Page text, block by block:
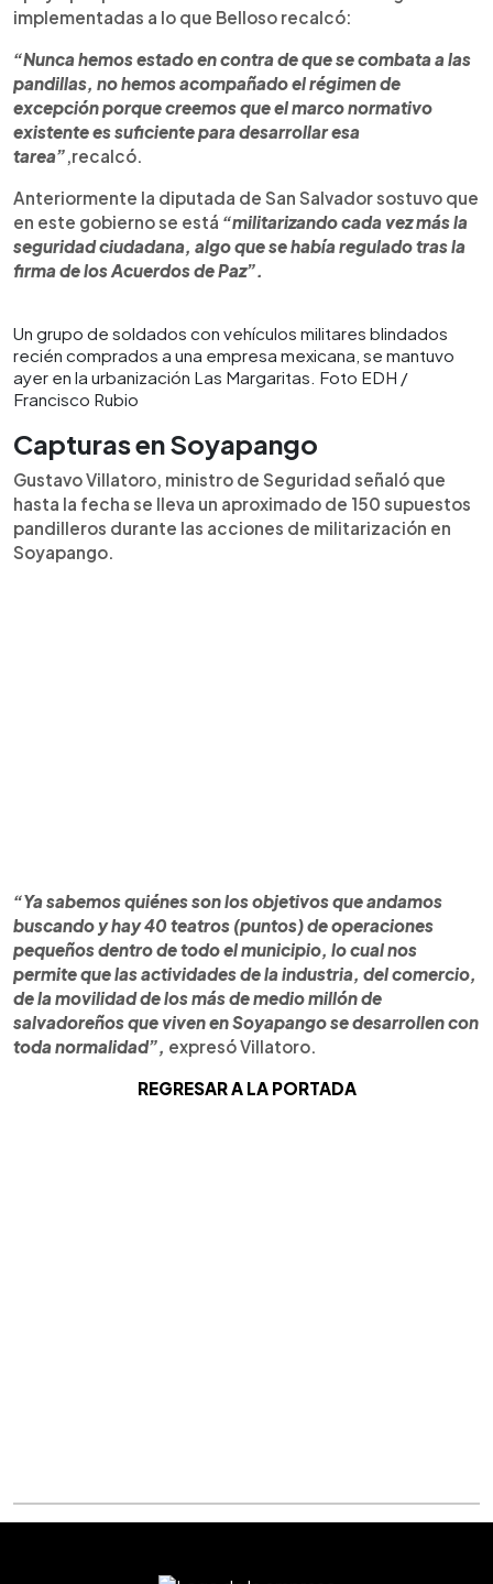
implementadas a lo que Belloso recalcó:
“Nunca hemos estado en contra de que se combata a las
pandillas, no hemos acompañado el régimen de
excepción porque creemos que el marco normativo
existente es suficiente para desarrollar esa
tarea”,recalcó.
Anteriormente la diputada de San Salvador sostuvo que
en este gobierno se está “militarizando cada vez más la
seguridad ciudadana, algo que se había regulado tras la
firma de los Acuerdos de Paz”.
Un grupo de soldados con vehículos militares blindados
recién comprados a una empresa mexicana, se mantuvo
ayer en la urbanización Las Margaritas. Foto EDH /
Francisco Rubio
Capturas en Soyapango
Gustavo Villatoro, ministro de Seguridad señaló que
hasta la fecha se lleva un aproximado de 150 supuestos
pandilleros durante las acciones de militarización en
Soyapango.
“Ya sabemos quiénes son los objetivos que andamos
buscando y hay 40 teatros (puntos) de operaciones
pequeños dentro de todo el municipio, lo cual nos
permite que las actividades de la industria, del comercio,
de la movilidad de los más de medio millón de
salvadoreños que viven en Soyapango se desarrollen con
toda normalidad”, expresó Villatoro.
REGRESAR A LA PORTADA